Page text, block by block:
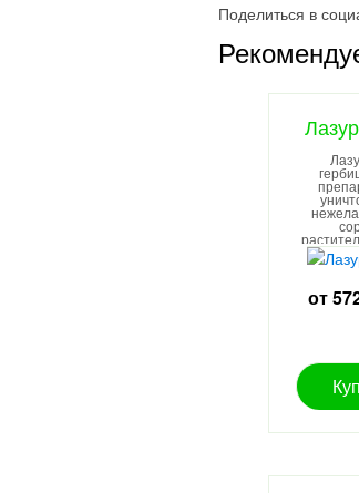
Поделиться в
посевах
от